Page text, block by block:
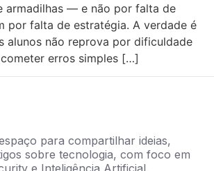
armadilhas — e não por falta de
por falta de estratégia. A verdade é
alunos não reprova por dificuldade
erros simples […]
para compartilhar ideias,
sobre tecnologia, com foco em